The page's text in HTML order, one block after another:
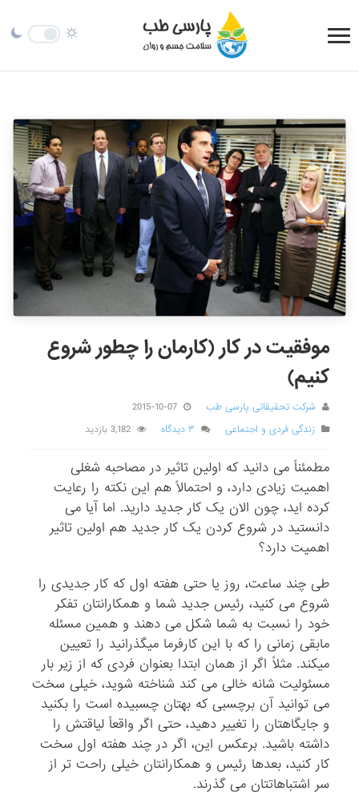
موفقیت در کار (کارمان را چطور شروع
کنیم)
شرکت تحقیقاتی پارسی طب
2015-10-07
زندگی فردی و اجتماعی
۳ دیدگاه 3,182 بازدید
مطمئناً می دانید که اولین تاثیر در مصاحبه شغلی
اهمیت زیادی دارد، و احتمالاً هم این نکته را رعایت
کرده اید، چون الان یک کار جدید دارید. اما آیا می
دانستید در شروع کردن یک کار جدید هم اولین تاثیر
اهمیت دارد؟
طی چند ساعت، روز یا حتی هفته اول که کار جدیدی را
شروع می کنید، رئیس جدید شما و همکارانتان تفکر
خود را نسبت به شما شکل می دهند و همین مسئله
مابقی زمانی را که با این کارفرما میگذرانید را تعیین
میکند. مثلاً اگر از همان ابتدا بعنوان فردی که از زیر بار
مسئولیت شانه خالی می کند شناخته شوید، خیلی سخت
می توانید آن برچسبی که بهتان چسبیده است را بکنید
و جایگاهتان را تغییر دهید، حتی اگر واقعاً لیاقتش را
داشته باشید. برعکس این، اگر در چند هفته اول سخت
کار کنید، بعدها رئیس و همکارانتان خیلی راحت تر از
سر اشتباهاتتان می گذرند.